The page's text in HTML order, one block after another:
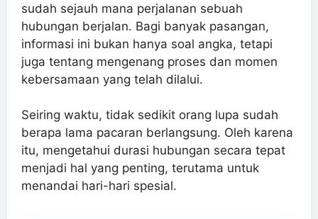
sudah sejauh mana perjalanan sebuah
hubungan berjalan. Bagi banyak pasangan,
informasi ini bukan hanya soal angka, tetapi
juga tentang mengenang proses dan momen
kebersamaan yang telah dilalui.
Seiring waktu, tidak sedikit orang lupa sudah
berapa lama pacaran berlangsung. Oleh karena
itu, mengetahui durasi hubungan secara tepat
menjadi hal yang penting, terutama untuk
menandai hari-hari spesial.